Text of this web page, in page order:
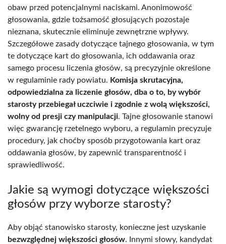
obaw przed potencjalnymi naciskami. Anonimowość
głosowania, gdzie tożsamość głosujących pozostaje
nieznana, skutecznie eliminuje zewnętrzne wpływy.
Szczegółowe zasady dotyczące tajnego głosowania, w tym
te dotyczące kart do głosowania, ich oddawania oraz
samego procesu liczenia głosów, są precyzyjnie określone
w regulaminie rady powiatu. Komisja skrutacyjna,
odpowiedzialna za liczenie głosów, dba o to, by wybór
starosty przebiegał uczciwie i zgodnie z wolą większości,
wolny od presji czy manipulacji. Tajne głosowanie stanowi
więc gwarancję rzetelnego wyboru, a regulamin precyzuje
procedury, jak choćby sposób przygotowania kart oraz
oddawania głosów, by zapewnić transparentność i
sprawiedliwość.
Jakie są wymogi dotyczące większości
głosów przy wyborze starosty?
Aby objąć stanowisko starosty, konieczne jest uzyskanie
bezwzględnej większości głosów. Innymi słowy, kandydat